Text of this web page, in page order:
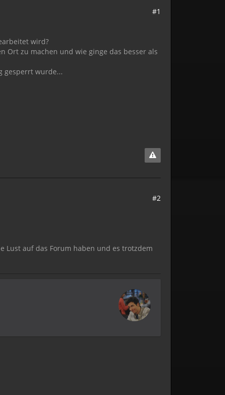
#1
wird?
Ort zu machen und wie ginge das besser als
gesperrt wurde...
#2
Lust auf das Forum haben und es trotzdem